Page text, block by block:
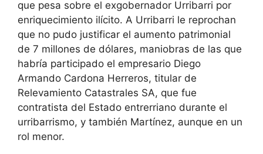
que pesa sobre el exgobernador Urribarri por
enriquecimiento ilícito. A Urribarri le reprochan
que no pudo justificar el aumento patrimonial
de 7 millones de dólares, maniobras de las que
habría participado el empresario Diego
Armando Cardona Herreros, titular de
Relevamiento Catastrales SA, que fue
contratista del Estado entrerriano durante el
urribarrismo, y también Martínez, aunque en un
rol menor.